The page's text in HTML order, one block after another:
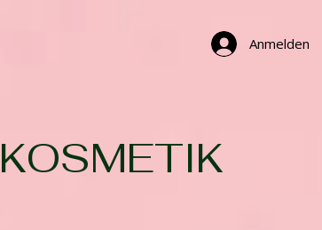
Anmelden